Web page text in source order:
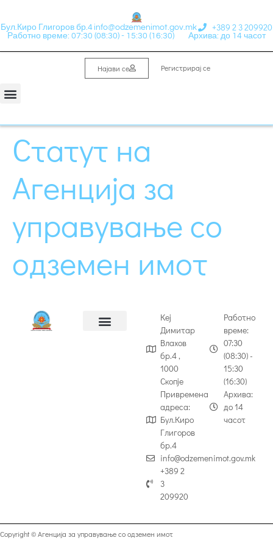
Бул.Киро Глигоров бр.4 info@odzemenimot.gov.mk +389 2 3 209920
Работно време: 07:30 (08:30) - 15:30 (16:30) Архива: до 14 часот
Најави се Регистрирај се
Статут на
Агенција за
управување со
одземен имот
Кеј
Димитар
Влахов
бр.4 ,
1000
Скопје
Привремена
адреса:
Бул.Киро
Глигоров
бр.4
info@odzemenimot.gov.mk
+389 2
3
209920
Работно
време:
07:30
(08:30) -
15:30
(16:30)
Архива:
до 14
часот
Copyright © Агенција за управување со одземен имот